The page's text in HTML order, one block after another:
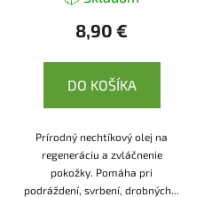
8,90 €
DO KOŠÍKA
Prírodný nechtíkový olej na
regeneráciu a zvláčnenie
pokožky. Pomáha pri
podráždení, svrbení, drobných...